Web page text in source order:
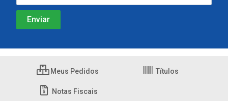
Meus Pedidos Títulos
Notas Fiscais